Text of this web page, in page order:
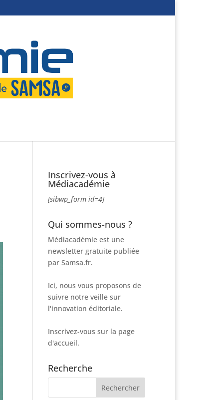
Inscrivez-vous à
Médiacadémie
[sibwp_form id=4]
Qui sommes-nous ?
Médiacadémie est une
newsletter gratuite publiée
par Samsa.fr.
Ici, nous vous proposons de
suivre notre veille sur
l'innovation éditoriale.
Inscrivez-vous sur la page
d'accueil.
Recherche